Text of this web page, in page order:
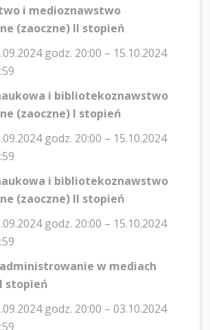
i medioznawstwo
(zaoczne) II stopień
godz. 20:00 – 15.10.2024
i bibliotekoznawstwo
(zaoczne) I stopień
godz. 20:00 – 15.10.2024
i bibliotekoznawstwo
(zaoczne) II stopień
godz. 20:00 – 15.10.2024
w mediach
stopień
godz. 20:00 – 03.10.2024